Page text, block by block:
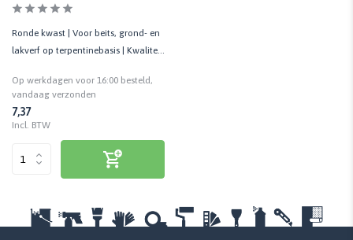
Ronde kwast | Voor beits, grond- en
lakverf op terpentinebasis | Kwaliteit
Op werkdagen voor 16:00 besteld,
vandaag verzonden
7,37
Incl. BTW